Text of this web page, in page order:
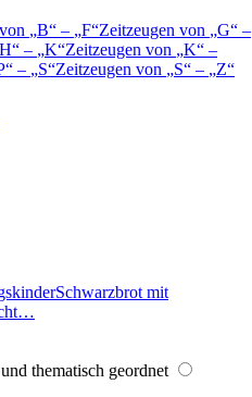
B – F Zeitzeugen von G
–
H – K Zeitzeugen von K
–
– S Zeitzeugen von S –
Z
Schwarzbrot mit
thematisch geordnet